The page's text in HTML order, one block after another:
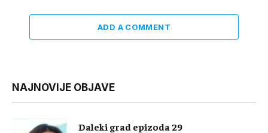
ADD A COMMENT
NAJNOVIJE OBJAVE
Daleki grad epizoda 29